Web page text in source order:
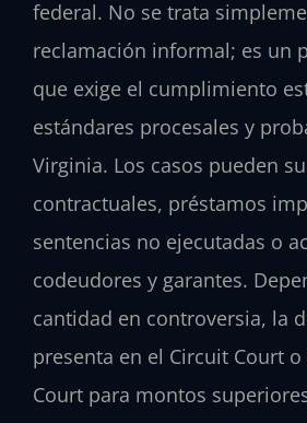
federal. No se trata
reclamación informal; es un
que exige el cumplimiento
estándares procesales y
Virginia. Los casos pueden
contractuales, préstamos
sentencias no ejecutadas o
codeudores y garantes.
cantidad en controversia, la
presenta en el Circuit Court o
Court para montos